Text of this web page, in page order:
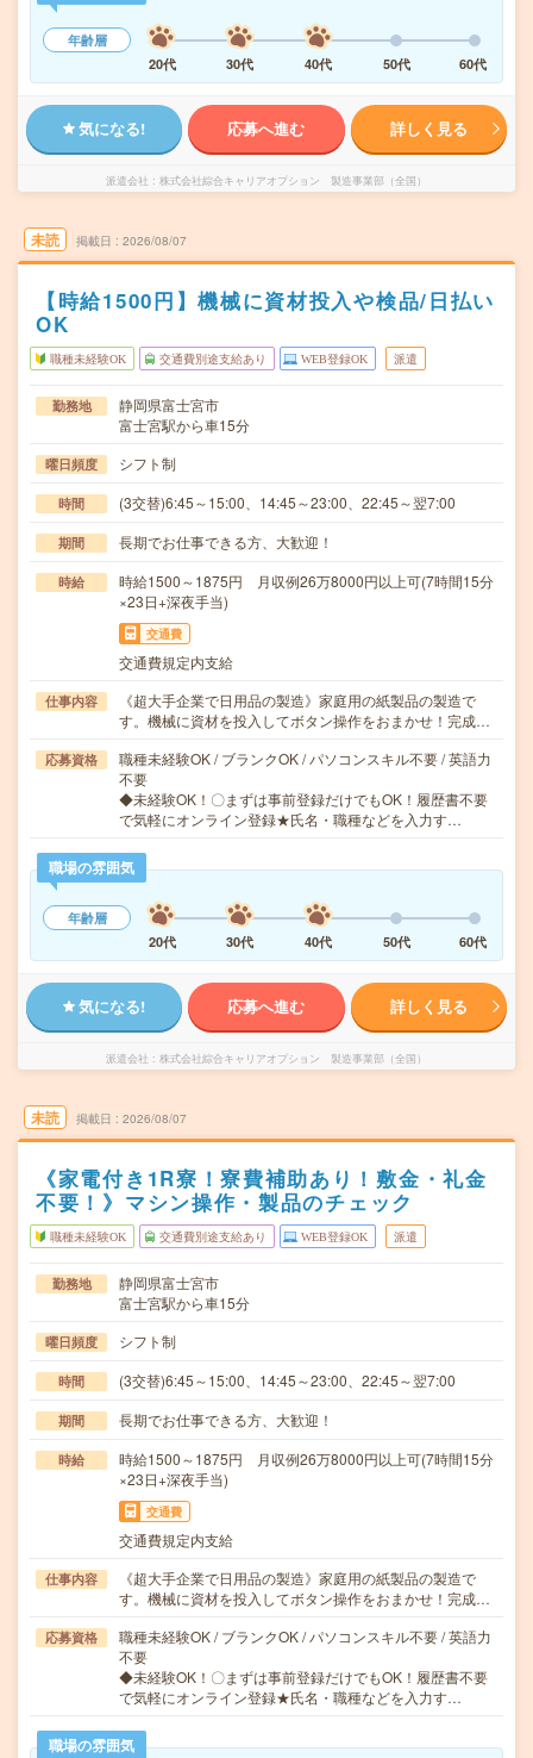
年齢層
20代
30代 40代 50代 60代
気になる! 応募へ進む 詳しく見る
派遣会社 株式会社綜合キャリアオプション 製造事業部（全国）
未読 掲載日 2026/08/07
【時給1500円】機械に資材投入や検品/日払い
OK
職種未経験OK 交通費別途支給あり WEB登録OK 派遣
勤務地
静岡県富士宮市
富士宮駅から車15分
曜日頻度 シフト制
時間 (3交替)6:45～15:00、14:45～23:00、22:45～翌7:00
期間 長期でお仕事できる方、大歓迎！
時給
時給1500～1875円 月収例26万8000円以上可(7時間15分
×23日+深夜手当)
交通費
交通費規定内支給
仕事内容
《超大手企業で日用品の製造》家庭用の紙製品の製造で
す。機械に資材を投入してボタン操作をおまかせ！完成…
応募資格
職種未経験OK / ブランクOK / パソコンスキル不要 / 英語力
不要
◆未経験OK！〇まずは事前登録だけでもOK！履歴書不要
で気軽にオンライン登録★氏名・職種などを入力す…
職場の雰囲気
年齢層
20代
30代 40代 50代 60代
気になる! 応募へ進む 詳しく見る
派遣会社 株式会社綜合キャリアオプション 製造事業部（全国）
未読 掲載日 2026/08/07
《家電付き1R寮！寮費補助あり！敷金・礼金
不要！》マシン操作・製品のチェック
職種未経験OK 交通費別途支給あり WEB登録OK 派遣
勤務地
静岡県富士宮市
富士宮駅から車15分
曜日頻度 シフト制
時間 (3交替)6:45～15:00、14:45～23:00、22:45～翌7:00
期間 長期でお仕事できる方、大歓迎！
時給
時給1500～1875円 月収例26万8000円以上可(7時間15分
×23日+深夜手当)
交通費
交通費規定内支給
仕事内容
《超大手企業で日用品の製造》家庭用の紙製品の製造で
す。機械に資材を投入してボタン操作をおまかせ！完成…
応募資格
職種未経験OK / ブランクOK / パソコンスキル不要 / 英語力
不要
◆未経験OK！〇まずは事前登録だけでもOK！履歴書不要
で気軽にオンライン登録★氏名・職種などを入力す…
職場の雰囲気